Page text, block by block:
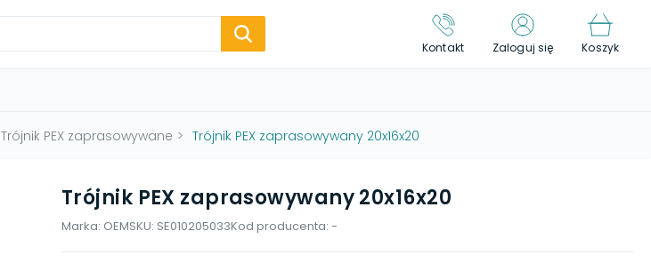
Kontakt Zaloguj się Koszyk
Trójnik PEX zaprasowywane > Trójnik PEX zaprasowywany 20x16x20
Trójnik PEX zaprasowywany 20x16x20
Marka: OEMSKU: SE010205033Kod producenta: -